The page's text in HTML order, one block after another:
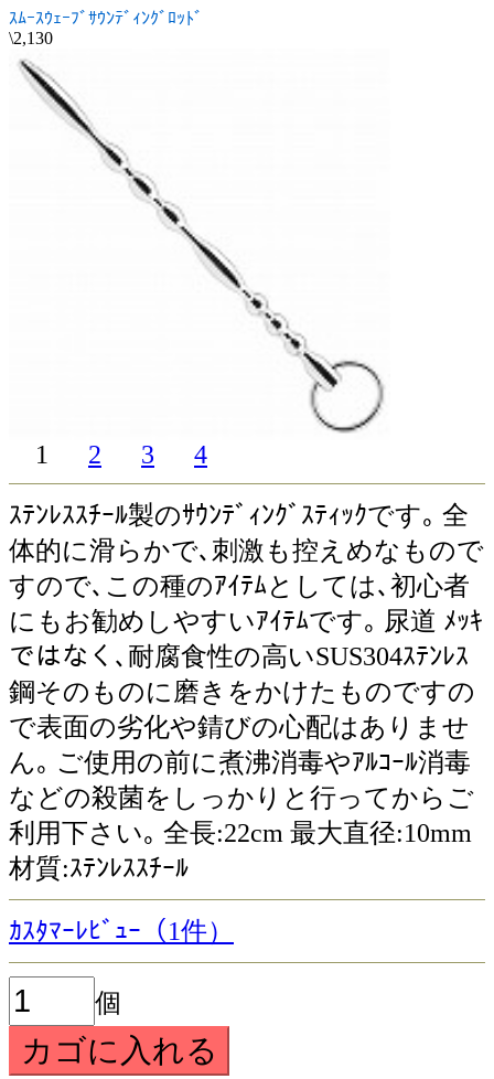
ｽﾑｰｽｳｪｰﾌﾞｻｳﾝﾃﾞｨﾝｸﾞﾛｯﾄﾞ
\2,130
1 2 3 4
ｽﾃﾝﾚｽｽﾁｰﾙ製のｻｳﾝﾃﾞｨﾝｸﾞｽﾃｨｯｸです｡ 全
体的に滑らかで､刺激も控えめなもので
すので､この種のｱｲﾃﾑとしては､初心者
にもお勧めしやすいｱｲﾃﾑです｡ 尿道 ﾒｯｷ
ではなく､耐腐食性の高いSUS304ｽﾃﾝﾚｽ
鋼そのものに磨きをかけたものですの
で表面の劣化や錆びの心配はありませ
ん｡ ご使用の前に煮沸消毒やｱﾙｺｰﾙ消毒
などの殺菌をしっかりと行ってからご
利用下さい｡ 全長:22cm 最大直径:10mm
材質:ｽﾃﾝﾚｽｽﾁｰﾙ
ｶｽﾀﾏｰﾚﾋﾞｭｰ（1件）
個